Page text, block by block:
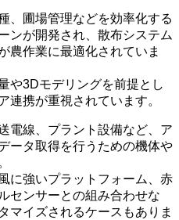
、圃場管理などを効率化する
ンが開発され、散布システム
農作業に最適化されていま
や3Dモデリングを前提とし
連携が重視されています。
電線、プラント設備など、ア
ータ取得を行うための機体や
に強いプラットフォーム、赤
センサーとの組み合わせな
マイズされるケースもありま